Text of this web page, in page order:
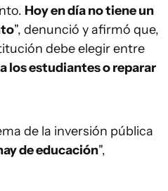
Hoy en día no tiene un
", denunció y afirmó que,
debe elegir entre
los estudiantes o reparar
de la inversión pública
de educación",